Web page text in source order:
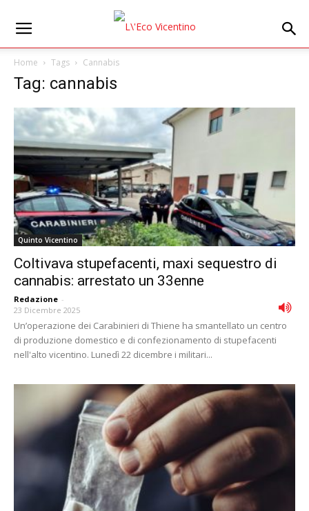
Home Tags Cannabis
Tag: cannabis
Quinto Vicentino
Coltivava stupefacenti, maxi sequestro di
cannabis: arrestato un 33enne
Redazione -
23 Dicembre 2025
Un’operazione dei Carabinieri di Thiene ha smantellato un centro
di produzione domestico e di confezionamento di stupefacenti
nell'alto vicentino. Lunedì 22 dicembre i militari...